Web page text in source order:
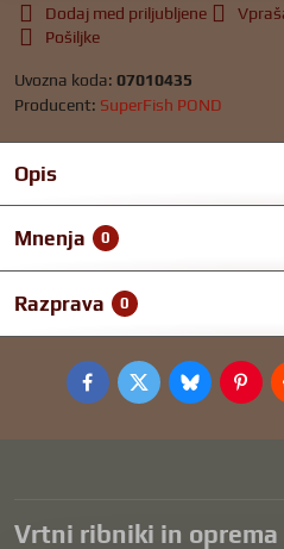
Dodaj med priljubljene
Pošiljke
Uvozna koda: 07010435
Producent: SuperFish POND
Opis
Mnenja 0
Razprava 0
FacebookTwitterBluesky
Vrtni ribniki in oprema